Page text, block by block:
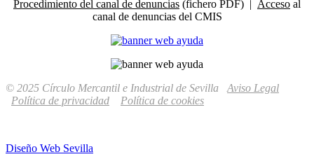
Procedimiento del canal de denuncias (fichero PDF) | Acceso al
canal de denuncias del CMIS
© 2025 Círculo Mercantil e Industrial de Sevilla Aviso Legal
Política de privacidad
Política de cookies
Diseño Web Sevilla